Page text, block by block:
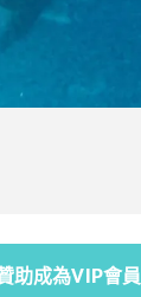
助成為VIP會員